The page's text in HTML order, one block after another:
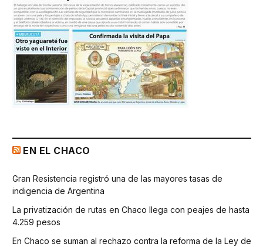
EN EL CHACO
Gran Resistencia registró una de las mayores tasas de
indigencia de Argentina
La privatización de rutas en Chaco llega con peajes de hasta
4.259 pesos
En Chaco se suman al rechazo contra la reforma de la Ley de